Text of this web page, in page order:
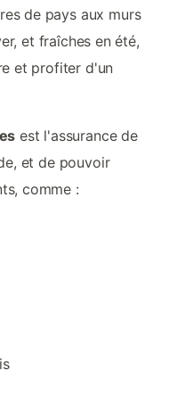
de pays aux murs
et fraîches en été,
et profiter d'un
est l'assurance de
et de pouvoir
comme :